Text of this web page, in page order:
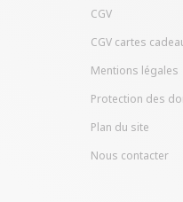
CGV
CGV cartes
Mentions légales
Protection des
Plan du site
Nous contacter